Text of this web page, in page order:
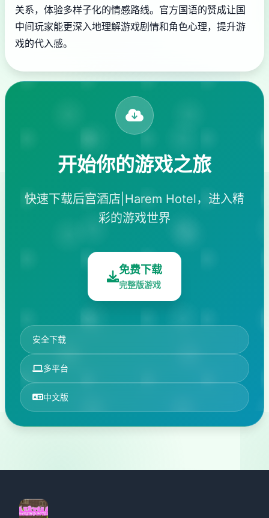
关系，体验多样子化的情感路线。官方国语的赞成让国
中间玩家能更深入地理解游戏剧情和角色心理，提升游
戏的代入感。
开始你的游戏之旅
快速下载后宫酒店|Harem Hotel，进入精
彩的游戏世界
免费下载
完整版游戏
安全下载
多平台
中文版